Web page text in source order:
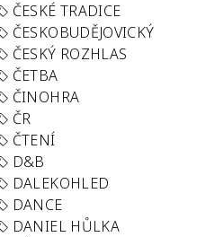
ČESKÉ TRADICE
ČESKOBUDĚJOVICKÝ
ČESKÝ ROZHLAS
ČETBA
ČINOHRA
ČR
ČTENÍ
D&B
DALEKOHLED
DANCE
DANIEL HŮLKA